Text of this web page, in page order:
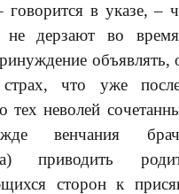
говорится в указе, –
не дерзают во
объявлять,
что уже
тех неволей
венчания
приводить
сторон к